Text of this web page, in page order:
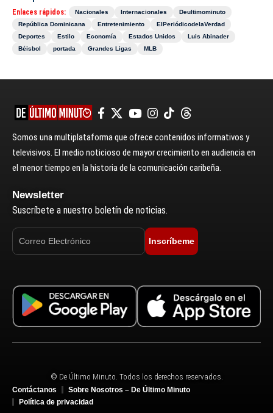
Enlaces rápidos: Nacionales Internacionales
Deultimominuto
República Dominicana
Entretenimiento
ElPeriódicodelaVerdad
Deportes
Estilo Economía Estados Unidos
Luis Abinader
Béisbol
portada Grandes Ligas MLB
Somos una multiplataforma que ofrece contenidos informativos y
televisivos. El medio noticioso de mayor crecimiento en audiencia en
el menor tiempo en la historia de la comunicación caribeña.
Newsletter
Suscríbete a nuestro boletín de noticias.
Inscríbeme
© De Último Minuto. Todos los derechos reservados.
Contáctanos
Sobre Nosotros – De Último Minuto
Política de privacidad